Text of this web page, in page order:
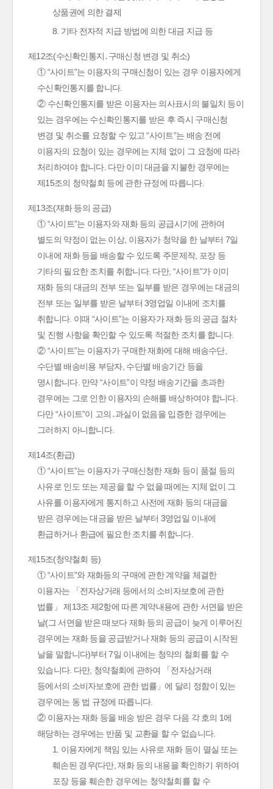
상품권에 의한 결제
8. 기타 전자적 지급 방법에 의한 대금 지급 등
제12조(수신확인통지․구매신청 변경 및 취소)
① “사이트”는 이용자의 구매신청이 있는 경우 이용자에게
수신확인통지를 합니다.
② 수신확인통지를 받은 이용자는 의사표시의 불일치 등이
있는 경우에는 수신확인통지를 받은 후 즉시 구매신청
변경 및 취소를 요청할 수 있고 “사이트”는 배송 전에
이용자의 요청이 있는 경우에는 지체 없이 그 요청에 따라
처리하여야 합니다. 다만 이미 대금을 지불한 경우에는
제15조의 청약철회 등에 관한 규정에 따릅니다.
제13조(재화 등의 공급)
① “사이트”는 이용자와 재화 등의 공급시기에 관하여
별도의 약정이 없는 이상, 이용자가 청약을 한 날부터 7일
이내에 재화 등을 배송할 수 있도록 주문제작, 포장 등
기타의 필요한 조치를 취합니다. 다만, “사이트”가 이미
재화 등의 대금의 전부 또는 일부를 받은 경우에는 대금의
전부 또는 일부를 받은 날부터 3영업일 이내에 조치를
취합니다. 이때 “사이트”는 이용자가 재화 등의 공급 절차
및 진행 사항을 확인할 수 있도록 적절한 조치를 합니다.
② “사이트”는 이용자가 구매한 재화에 대해 배송수단,
수단별 배송비용 부담자, 수단별 배송기간 등을
명시합니다. 만약 “사이트”이 약정 배송기간을 초과한
경우에는 그로 인한 이용자의 손해를 배상하여야 합니다.
다만 “사이트”이 고의․과실이 없음을 입증한 경우에는
그러하지 아니합니다.
제14조(환급)
① “사이트”는 이용자가 구매신청한 재화 등이 품절 등의
사유로 인도 또는 제공을 할 수 없을 때에는 지체 없이 그
사유를 이용자에게 통지하고 사전에 재화 등의 대금을
받은 경우에는 대금을 받은 날부터 3영업일 이내에
환급하거나 환급에 필요한 조치를 취합니다.
제15조(청약철회 등)
① “사이트”와 재화등의 구매에 관한 계약을 체결한
이용자는 「전자상거래 등에서의 소비자보호에 관한
법률」 제13조 제2항에 따른 계약내용에 관한 서면을 받은
날(그 서면을 받은 때보다 재화 등의 공급이 늦게 이루어진
경우에는 재화 등을 공급받거나 재화 등의 공급이 시작된
날을 말합니다)부터 7일 이내에는 청약의 철회를 할 수
있습니다. 다만, 청약철회에 관하여 「전자상거래
등에서의 소비자보호에 관한 법률」에 달리 정함이 있는
경우에는 동 법 규정에 따릅니다.
② 이용자는 재화 등을 배송 받은 경우 다음 각 호의 1에
해당하는 경우에는 반품 및 교환을 할 수 없습니다.
1. 이용자에게 책임 있는 사유로 재화 등이 멸실 또는
훼손된 경우(다만, 재화 등의 내용을 확인하기 위하여
포장 등을 훼손한 경우에는 청약철회를 할 수